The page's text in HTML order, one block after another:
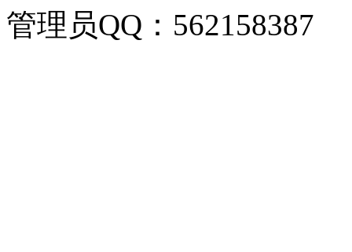
管理员QQ：562158387